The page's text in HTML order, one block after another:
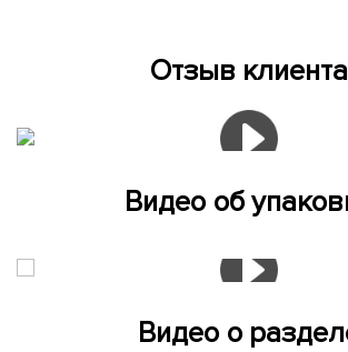
Отзыв клиента
Видео об
Видео о